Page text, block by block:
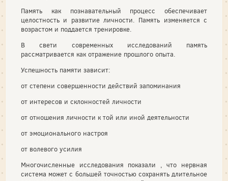
Память как познавательный процесс обеспечивает
целостность и развитие личности. Память изменяется с
возрастом и поддается тренировке.
В свети современных исследований память
рассматривается как отражение прошлого опыта.
Успешность памяти зависит:
от степени совершенности действий запоминания
от интересов и склонностей личности
от отношения личности к той или иной деятельности
от эмоционального настроя
от волевого усилия
Многочисленные исследования показали , что нервная
система может с большей точностью сохранять длительное